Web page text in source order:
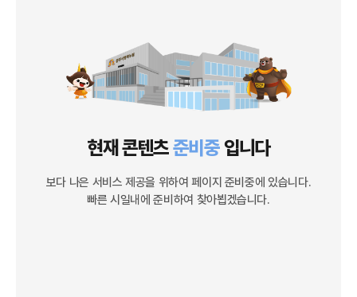
현재 콘텐츠준비중입니다
보다 나은 서비스 제공을 위하여 페이지 준비중에 있습니다.
빠른 시일내에 준비하여 찾아뵙겠습니다.